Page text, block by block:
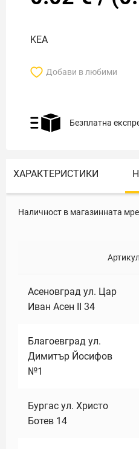
KEA
Добави в любими
Безплатна
ХАРАКТЕРИСТИКИ
Наличност в магазинната
Асеновград ул. Цар
Иван Асен II 34
Благоевград ул.
Димитър Йосифов
№1
Бургас ул. Христо
Ботев 14